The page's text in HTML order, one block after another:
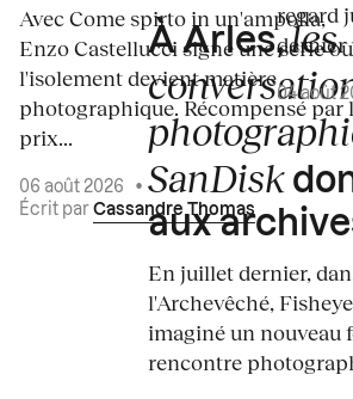
Avec Come spirto in un'ampolla,
Enzo Castellucci signe une série où
l'isolement devient matière
photographique. Récompensé par
prix...
06 août 2026
•
Écrit par Cassandre Thomas
À Arles,les
SanDisk
aux
En juillet dernier,
l'Archevêché,
imaginé un nouveau
rencontre
regard
dernier
04 août